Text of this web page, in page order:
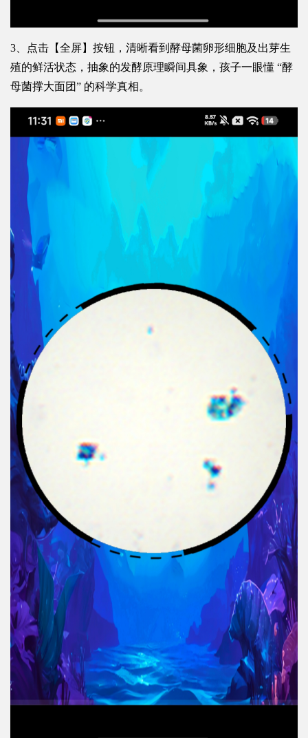
3、点击【全屏】按钮，清晰看到酵母菌卵形细胞及出芽生
殖的鲜活状态，抽象的发酵原理瞬间具象，孩子一眼懂 “酵
母菌撑大面团” 的科学真相。